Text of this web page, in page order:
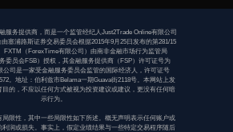
服务提供商，而是一个监管经纪人Just2Trade Online有限公司
塞浦路斯证券交易委员会根据2015年9月25日发布的第281/15
FXTM（ForexTime有限公司）由南非金融市场行为监管局
委员会FSB）授权，其金融服务提供商（FSP）许可证号为
公司是一家受金融服务委员会监管的国际经济人，许可证号
。地址：伯利兹市Belama一期Guava街2118号。本网站上发
目的，不应以任何方式被视为投资建议或建议，更没有任何暗
示行为。
局限性，其中一些局限性如下所述。概无声明表示任何账户或
利润或损失。事实上，假定业绩结果与一些特定交易程序随后